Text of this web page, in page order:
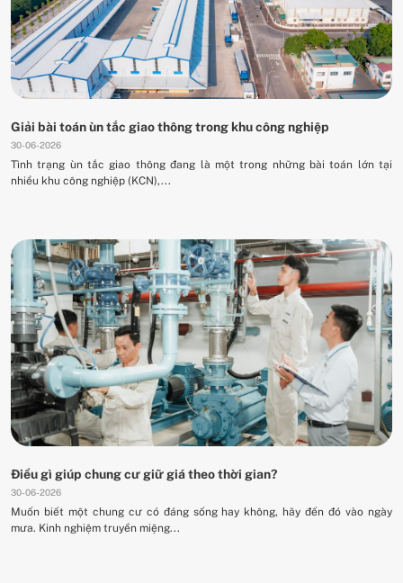
Giải bài toán ùn tắc giao thông trong khu công nghiệp
30-06-2026
Tình trạng ùn tắc giao thông đang là một trong những bài toán lớn tại
nhiều khu công nghiệp (KCN),...
Điều gì giúp chung cư giữ giá theo thời gian?
30-06-2026
Muốn biết một chung cư có đáng sống hay không, hãy đến đó vào ngày
mưa. Kinh nghiệm truyền miệng...